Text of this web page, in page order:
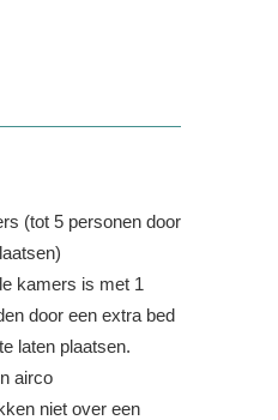
(tot 5 personen door
kamers is met 1
door een extra bed
laten plaatsen.
airco
niet over een